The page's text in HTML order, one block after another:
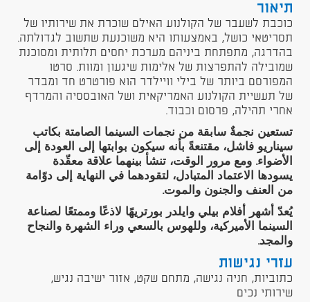
תיאור
כוכבת לשעבר של הקולנוע האילם שוכרת את שירותיו של
תסריטאי כושל, באמצעותו היא משוכנעת שתשוב לגדולתה.
בהדרגה, מתפתחת ביניהם מערכת יחסים תלותית ומסוכנת
שמובילה להתפרצות של אלימות שיגעון ומוות. סרטו
המפורסם ביותר של בילי וויילדר הוא פורטרט חד ומבדר
של תעשיית הקולנוע האמריקאית ושל האובססיה והמרדף
אחרי תהילה, פרסום וכבוד.
تستعين نجمةٌ سابقة من نجمات السينما الصامتة بكاتب
سيناريو فاشل، مقتنعةً بأنه سيكون بوابتها إلى العودة إلى
الأضواء. ومع مرور الوقت، تنشأ بينهما علاقة معقّدة
يسودها الاعتماد المتبادل، لتقودهما في النهاية إلى دوّامة
من العنف والجنون والموت.
يُعدّ أشهر أفلام بيلي وايلدر بورتريهًا لاذعًا وممتعًا لصناعة
السينما الأميركية، وللهوس بالسعي وراء الشهرة والنجاح
والمجد.
עזרי נגישות
כתוביות, חניה נגישה, מתחם שקט, אזור ישיבה נגיש,
שירותי נכים